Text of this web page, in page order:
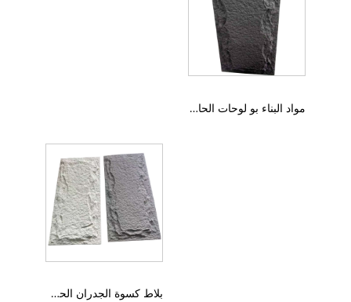
مواد البناء بو لوحات الحائط الحجرية
بلاط كسوة الجدران الحجري المرن للجدار